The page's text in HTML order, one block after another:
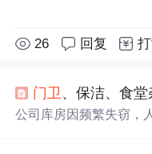
26 回复
门卫 、保洁、食堂杂工月
公司库房因频繁失窃，